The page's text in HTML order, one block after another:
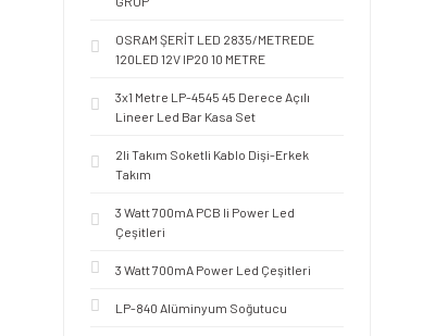
OSRAM ŞERİT LED 2835/METREDE
120LED 12V IP20 10 METRE
3x1 Metre LP-4545 45 Derece Açılı
Lineer Led Bar Kasa Set
2li Takım Soketli Kablo Dişi-Erkek
Takım
3 Watt 700mA PCB li Power Led
Çeşitleri
3 Watt 700mA Power Led Çeşitleri
LP-840 Alüminyum Soğutucu